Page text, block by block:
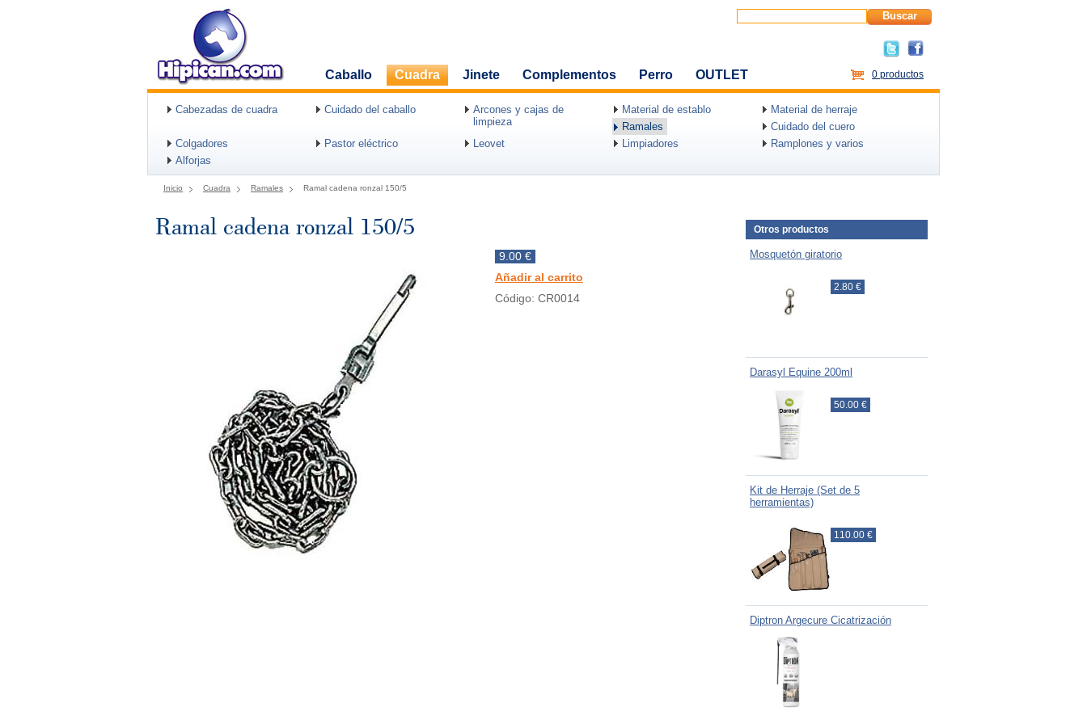
Buscar
Caballo Cuadra Jinete Complementos Perro OUTLET 0 productos
Cabezadas de cuadra Cuidado del caballo
Arcones y cajas de
limpieza
Material de establo
Material de herraje
Ramales
Cuidado del cuero
Colgadores
Pastor eléctrico Leovet Limpiadores
Ramplones y varios
Alforjas
Inicio Cuadra Ramales Ramal cadena ronzal 150/5
Ramal cadena ronzal 150/5
9.00 €
Añadir al carrito
Código: CR0014
Otros productos
Mosquetón giratorio
2.80 €
Darasyl Equine 200ml
50.00 €
Kit de Herraje (Set de 5
herramientas)
110.00 €
Diptron Argecure Cicatrización